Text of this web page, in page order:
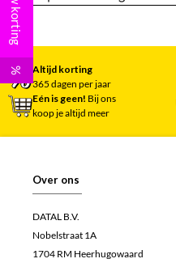
Altijd korting
365 dagen per jaar
Eén is geen! Bij ons
koop je altijd meer
Over ons
DATAL B.V.
Nobelstraat 1A
1704 RM Heerhugowaard
%